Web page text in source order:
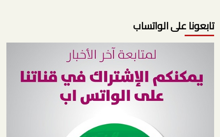
تابعونا على الواتساب